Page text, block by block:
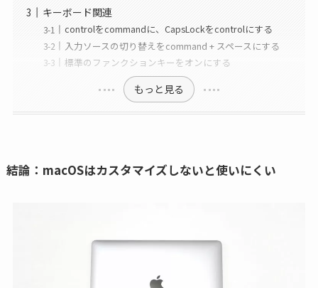
キーボード関連
controlをcommandに、CapsLockをcontrolにする
入力ソースの切り替えをcommand + スペースにする
標準のファンクションキーをオンにする
もっと見る
結論：macOSはカスタマイズしないと使いにくい